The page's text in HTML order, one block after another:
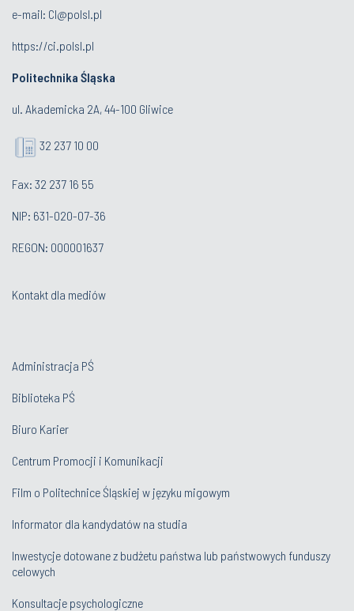
e-mail: CI@polsl.pl
https://ci.polsl.pl
Politechnika Śląska
ul. Akademicka 2A, 44-100 Gliwice
32 237 10 00
Fax: 32 237 16 55
NIP: 631-020-07-36
REGON: 000001637
Kontakt dla mediów
Administracja PŚ
Biblioteka PŚ
Biuro Karier
Centrum Promocji i Komunikacji
Film o Politechnice Śląskiej w języku migowym
Informator dla kandydatów na studia
Inwestycje dotowane z budżetu państwa lub państwowych funduszy
celowych
Konsultacje psychologiczne